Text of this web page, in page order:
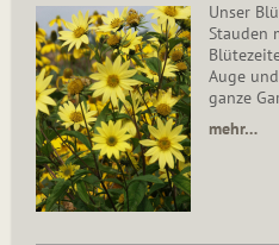
Unser
Stauden
Auge
ganze
mehr…